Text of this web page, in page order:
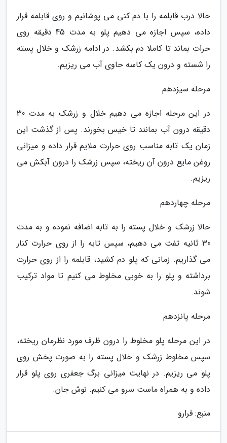
حالا درب قابلمه را با دم کنی می پوشانیم و روی قابلمه قرار
داده، سپس اجازه می دهیم پلو به مدت 45 دقیقه روی
حرات بماند تا کاملا دم بکشد. در ادامه زرشک و خلال پسته
را شسته و درون یک کاسه حاوی آب می ریزیم.
مرحله سیزدهم
در این مرحله اجازه می دهیم خلال و زرشک به مدت 30
دقیقه درون آب بمانند تا خیس بخورند. پس از گذشت این
زمان یک تابه مناسب روی حرارت ملایم قرار داده و میزانی
روغن مایع درون آن ریخته، سپس زرشک را درون آبکش می
ریزیم.
مرحله چهاردهم
حالا زرشک و خلال پسته را به تابه اضافه نموده و به مدت
30 ثانیه تفت می دهیم، سپس تابه را از روی حرارت کنار
می گذاریم. زمانی که پلو دم کشید، قابلمه را از روی حرارت
برداشته و پلو را به خوبی مخلوط می کنیم تا مواد ترکیب
شوند.
مرحله پانزدهم
در این مرحله پلو مخلوط را درون ظرف مورد نظرمان ریخته،
سپس مخلوط زرشک و خلال پسته را به صورت پخش روی
پلو می ریزیم. در نهایت میزانی برگ جعفری روی پلو قرار
داده و به همراه ماست سرو می کنیم. نوش جان.
منبع: فرارو